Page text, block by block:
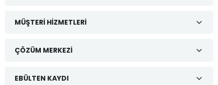
MÜŞTERI HIZMETLERI
ÇÖZÜM MERKEZI
EBÜLTEN KAYDI